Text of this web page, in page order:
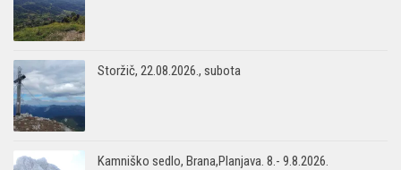
Storžič, 22.08.2026., subota
Kamniško sedlo, Brana,Planjava. 8.- 9.8.2026.